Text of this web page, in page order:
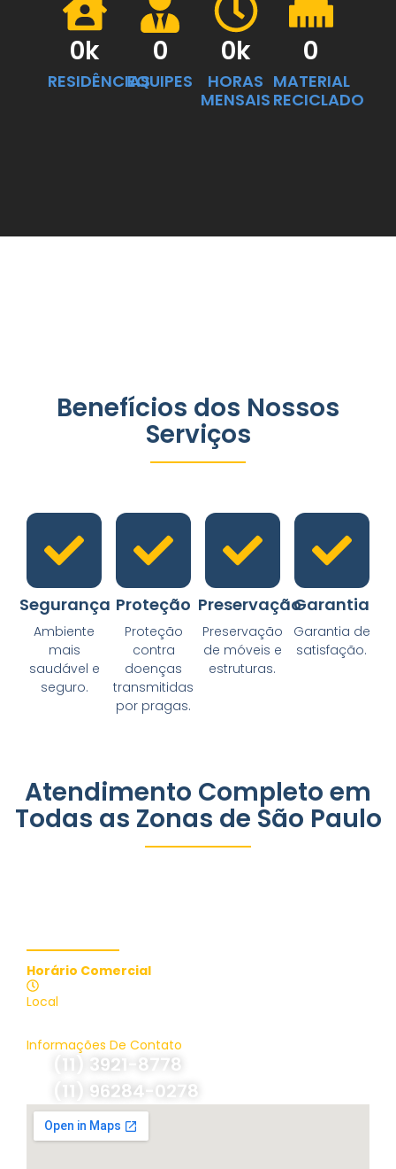
0k
RESIDÊNCIAS
0
EQUIPES
0k
HORAS
MENSAIS
0
MATERIAL
RECICLADO
Benefícios dos Nossos
Serviços
Segurança
Ambiente
mais
saudável e
seguro.
Proteção
Proteção
contra
doenças
transmitidas
por pragas.
Preservação
Preservação
de móveis e
estruturas.
Garantia
Garantia de
satisfação.
Atendimento Completo em
Todas as Zonas de São Paulo
Horário Comercial
Local
Informações De Contato
(11) 3921-8778
(11) 96284-0278